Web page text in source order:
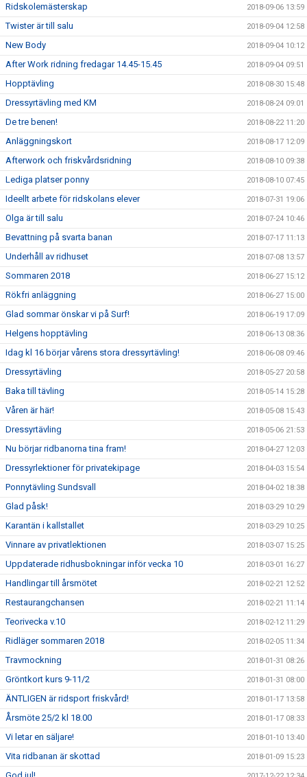
Ridskolemästerskap 2018-09-06 13:59
Twister är till salu 2018-09-04 12:58
New Body 2018-09-04 10:12
After Work ridning fredagar 14.45-15.45 2018-09-04 09:51
Hopptävling 2018-08-30 15:48
Dressyrtävling med KM 2018-08-24 09:01
De tre benen! 2018-08-22 11:20
Anläggningskort 2018-08-17 12:09
Afterwork och friskvårdsridning 2018-08-10 09:38
Lediga platser ponny 2018-08-10 07:45
Ideellt arbete för ridskolans elever 2018-07-31 19:06
Olga är till salu 2018-07-24 10:46
Bevattning på svarta banan 2018-07-17 11:13
Underhåll av ridhuset 2018-07-08 13:57
Sommaren 2018 2018-06-27 15:12
Rökfri anläggning 2018-06-27 15:00
Glad sommar önskar vi på Surf! 2018-06-19 17:09
Helgens hopptävling 2018-06-13 08:36
Idag kl 16 börjar vårens stora dressyrtävling! 2018-06-08 09:46
Dressyrtävling 2018-05-27 20:58
Baka till tävling 2018-05-14 15:28
Våren är här! 2018-05-08 15:43
Dressyrtävling 2018-05-06 21:53
Nu börjar ridbanorna tina fram! 2018-04-27 12:03
Dressyrlektioner för privatekipage 2018-04-03 15:54
Ponnytävling Sundsvall 2018-04-02 18:38
Glad påsk! 2018-03-29 10:29
Karantän i kallstallet 2018-03-29 10:25
Vinnare av privatlektionen 2018-03-07 15:25
Uppdaterade ridhusbokningar inför vecka 10 2018-03-01 16:27
Handlingar till årsmötet 2018-02-21 12:52
Restaurangchansen 2018-02-21 11:14
Teorivecka v.10 2018-02-12 11:29
Ridläger sommaren 2018 2018-02-05 11:34
Travmockning 2018-01-31 08:26
Gröntkort kurs 9-11/2 2018-01-31 08:00
ÄNTLIGEN är ridsport friskvård! 2018-01-17 13:58
Årsmöte 25/2 kl 18.00 2018-01-17 08:33
Vi letar en säljare! 2018-01-10 13:40
Vita ridbanan är skottad 2018-01-09 15:23